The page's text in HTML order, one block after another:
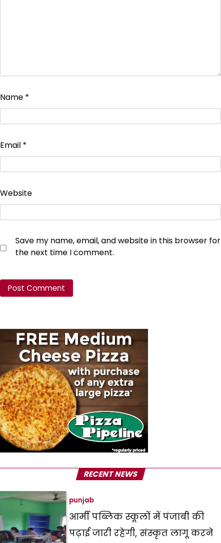
Name *
Email *
Website
Save my name, email, and website in this browser for
the next time I comment.
RECENT NEWS
punjab
आर्मी पब्लिक स्कूलों में पंजाबी की
पढ़ाई जारी रहेगी, संस्कृत लागू करने